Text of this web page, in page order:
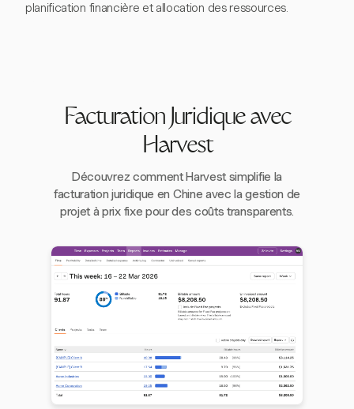
planification financière et allocation des ressources.
Facturation Juridique avec
Harvest
Découvrez comment Harvest simplifie la
facturation juridique en Chine avec la gestion de
projet à prix fixe pour des coûts transparents.